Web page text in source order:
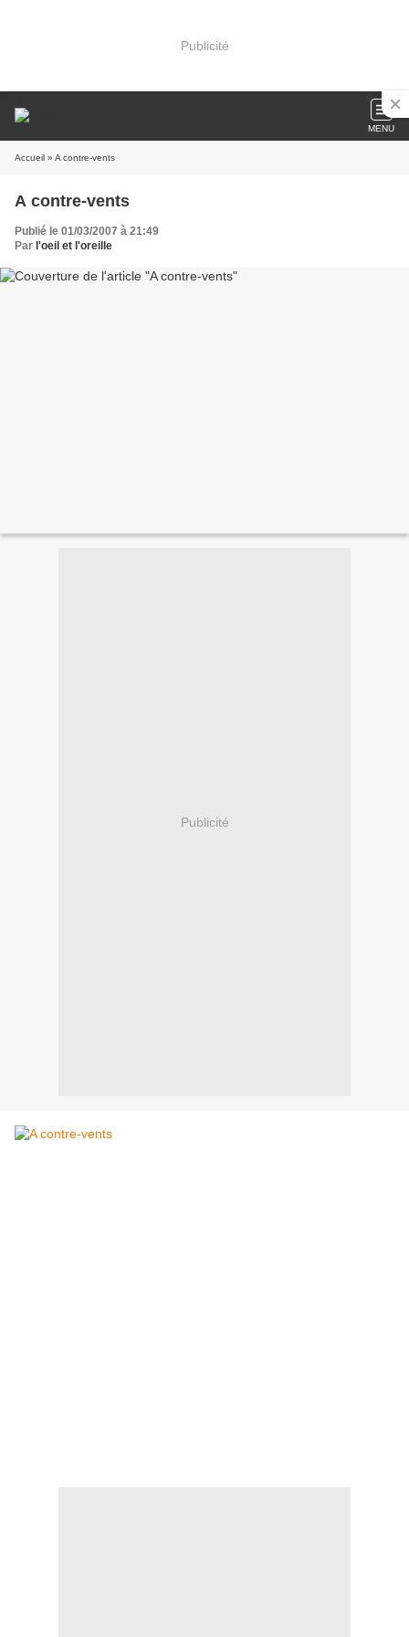
Publicité
MENU
Accueil » A contre-vents
A contre-vents
Publié le 01/03/2007 à 21:49
Par l'oeil et l'oreille
Publicité